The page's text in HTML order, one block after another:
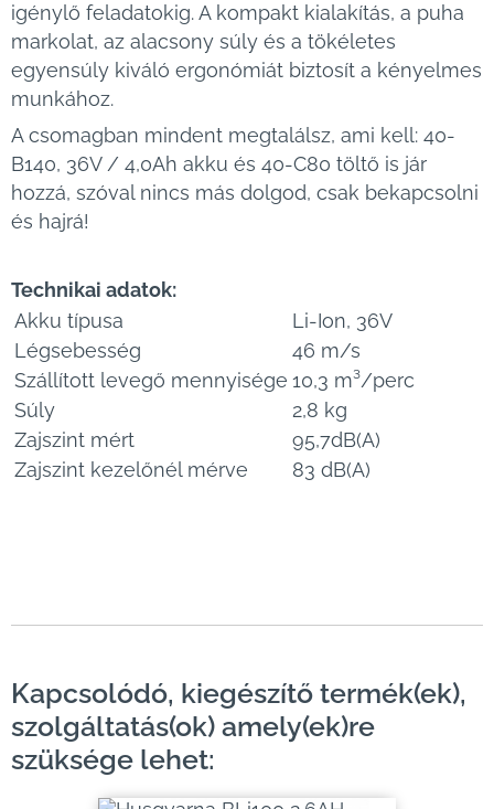
igénylő feladatokig. A kompakt kialakítás, a puha
markolat, az alacsony súly és a tökéletes
egyensúly kiváló ergonómiát biztosít a kényelmes
munkához.
A csomagban mindent megtalálsz, ami kell: 40-
B140, 36V / 4,0Ah akku és 40-C80 töltő is jár
hozzá, szóval nincs más dolgod, csak bekapcsolni
és hajrá!
Technikai adatok:
Akku típusa
Li-Ion, 36V
Légsebesség
46 m/s
Szállított levegő mennyisége 10,3 m³/perc
Súly
2,8 kg
Zajszint mért
95,7dB(A)
Zajszint kezelőnél mérve
83 dB(A)
Kapcsolódó, kiegészítő termék(ek),
szolgáltatás(ok) amely(ek)re
szüksége lehet: